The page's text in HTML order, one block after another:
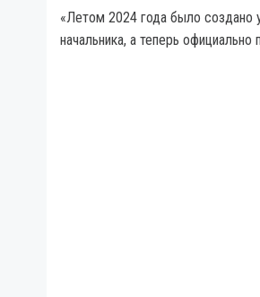
«Летом 2024 года было создано
начальника, а теперь